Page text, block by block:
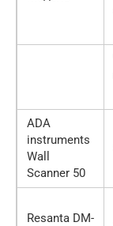
ADA
instruments
Wall
Scanner 50
Resanta DM-